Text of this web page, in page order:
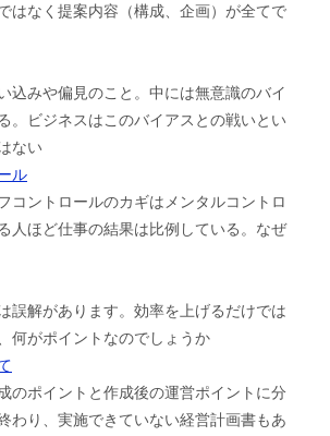
はなく提案内容（構成、企画）が全てで
込みや偏見のこと。中には無意識のバイ
。ビジネスはこのバイアスとの戦いとい
ない
ル
コントロールのカギはメンタルコントロ
人ほど仕事の結果は比例している。なぜ
誤解があります。効率を上げるだけでは
何がポイントなのでしょうか
のポイントと作成後の運営ポイントに分
わり、実施できていない経営計画書もあ